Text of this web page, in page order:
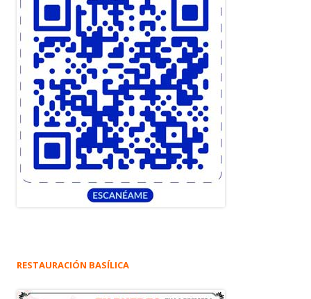
RESTAURACIÓN BASÍLICA